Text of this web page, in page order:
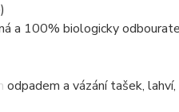
a 100% biologicky
a vázání tašek,